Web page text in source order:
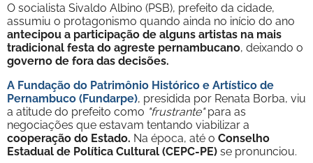
O socialista Sivaldo Albino (PSB), prefeito da cidade,
assumiu o protagonismo quando ainda no início do ano
antecipou a participação de alguns artistas na mais
tradicional festa do agreste pernambucano, deixando o
governo de fora das decisões.
A Fundação do Patrimônio Histórico e Artístico de
Pernambuco (Fundarpe), presidida por Renata Borba, viu
a atitude do prefeito como "frustrante"para as
negociações que estavam tentando viabilizar a
cooperação do Estado. Na época, até o Conselho
Estadual de Política Cultural (CEPC-PE) se pronunciou.